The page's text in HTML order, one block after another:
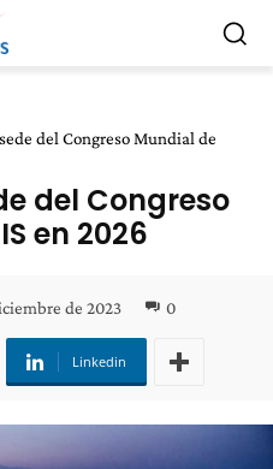
del Congreso Mundial de
del Congreso
en 2026
de 2023 0
Linkedin